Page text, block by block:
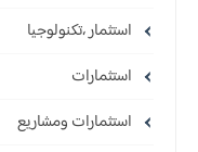
استثمار ،تكنولوجيا
استثمارات
استثمارات ومشاريع